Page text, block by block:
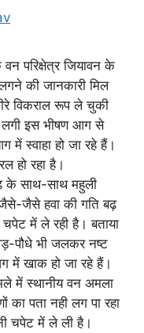
परिक्षेत्र जियावन के
की जानकारी मिल
विकराल रूप ले चुकी
लगी इस भीषण आग से
में स्वाहा हो जा रहे हैं।
हो रहा है।
के साथ-साथ महुली
जैसे हवा की गति बढ़
में ले रही है। बताया
पौधे भी जलकर नष्ट
में खाक हो जा रहे हैं।
में स्थानीय वन अमला
पता नही लग पा रहा
चपेट में ले ली है।